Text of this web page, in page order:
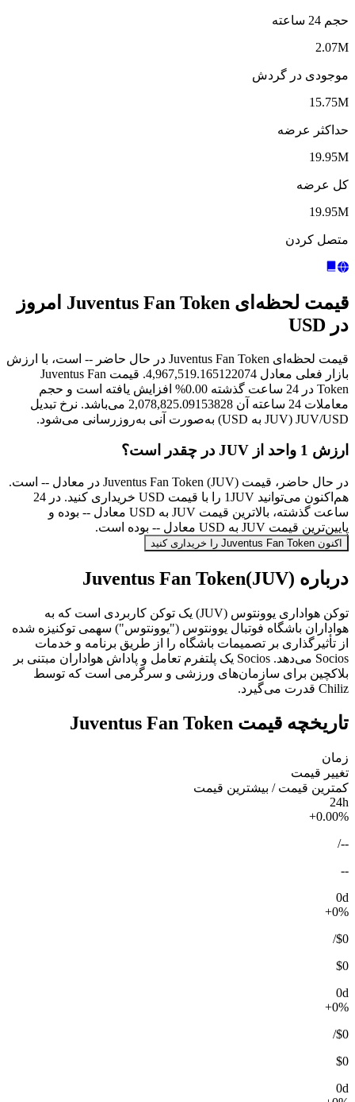
حجم 24 ساعته
2.07M
موجودی در گردش
15.75M
حداکثر عرضه
19.95M
کل عرضه
19.95M
متصل کردن
قیمت لحظه‌ای Juventus Fan Token امروز
در USD
قیمت لحظه‌ای Juventus Fan Token در حال حاضر -- است، با ارزش
بازار فعلی معادل 4,967,519.165122074. قیمت Juventus Fan
Token در 24 ساعت گذشته 0.00% افزایش یافته است و حجم
معاملات 24 ساعته آن 2,078,825.09153828 می‌باشد. نرخ تبدیل
JUV/USD (JUV به USD) به‌صورت آنی به‌روزرسانی می‌شود.
ارزش 1 واحد از JUV در چقدر است؟
در حال حاضر، قیمت Juventus Fan Token (JUV) در معادل -- است.
هم‌اکنون می‌توانید 1JUV را با قیمت USD خریداری کنید. در 24
ساعت گذشته، بالاترین قیمت JUV به USD معادل -- بوده و
پایین‌ترین قیمت JUV به USD معادل -- بوده است.
اکنون Juventus Fan Token را خریداری کنید
درباره Juventus Fan Token(JUV)
توکن هواداری یوونتوس (JUV) یک توکن کاربردی است که به
هواداران باشگاه فوتبال یوونتوس ("یوونتوس") سهمی توکنیزه شده
از تأثیرگذاری بر تصمیمات باشگاه را از طریق برنامه و خدمات
Socios می‌دهد. Socios یک پلتفرم تعامل و پاداش هواداران مبتنی بر
بلاکچین برای سازمان‌های ورزشی و سرگرمی است که توسط
Chiliz قدرت می‌گیرد.
تاریخچه قیمت Juventus Fan Token
زمان
تغییر قیمت
کمترین قیمت / بیشترین قیمت
24h
+0.00%
--
/
--
0d
+0%
$0
/
$0
0d
+0%
$0
/
$0
0d